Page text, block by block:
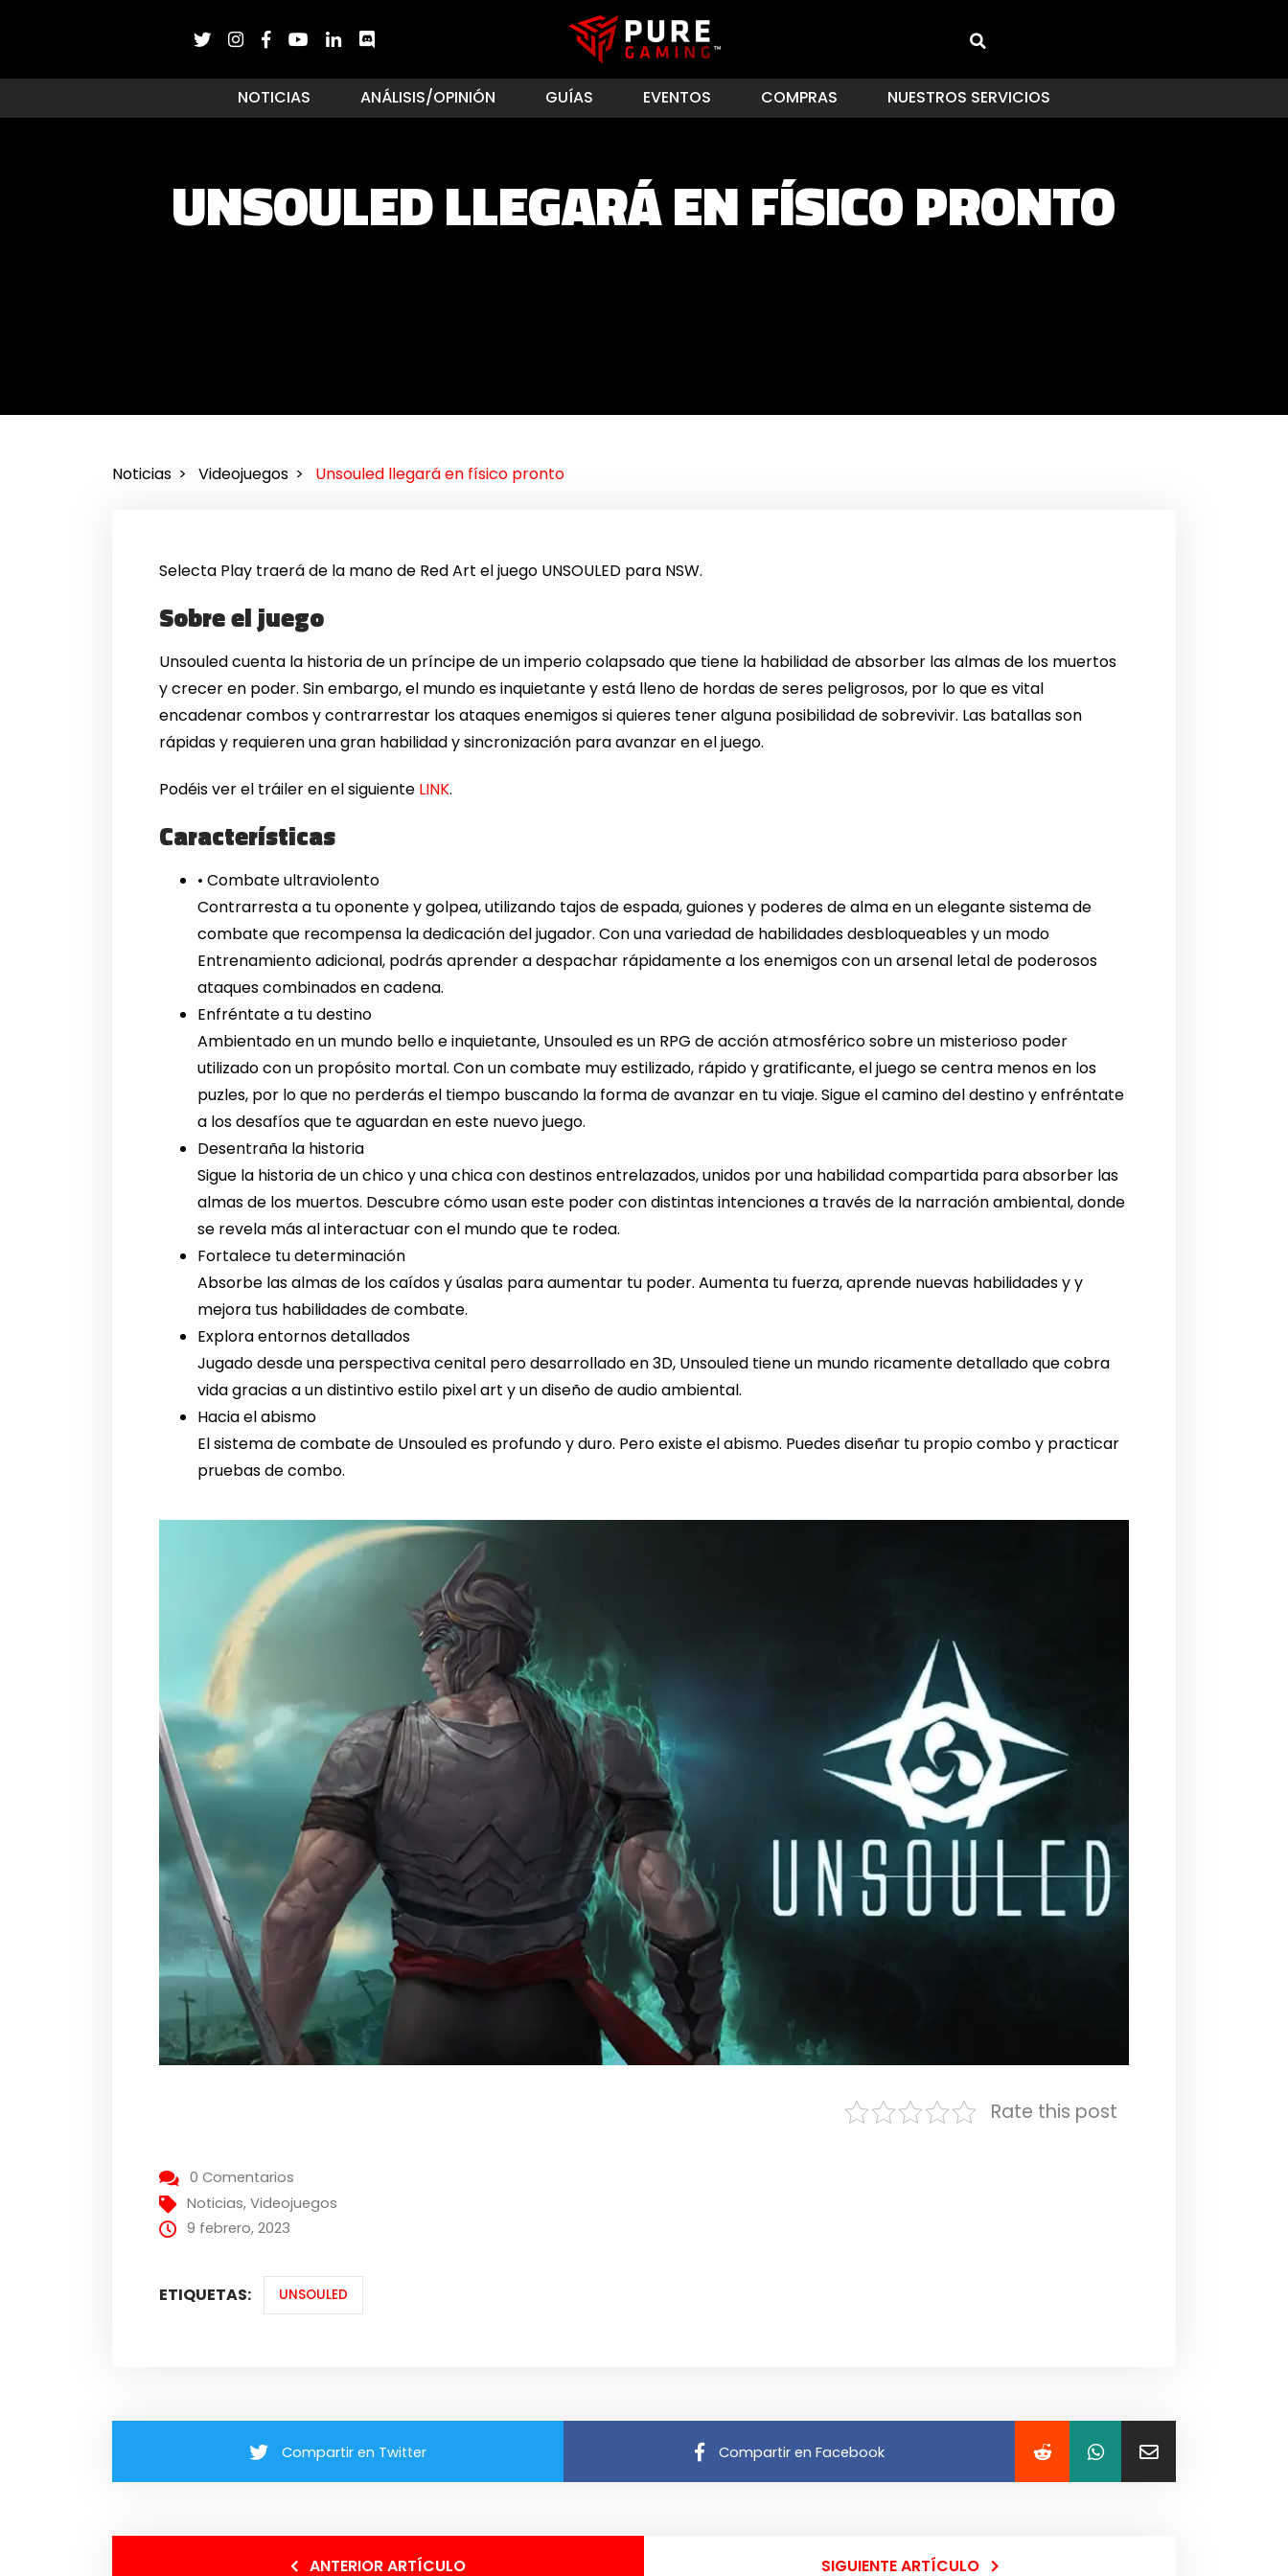
NOTICIAS ANÁLISIS/OPINIÓN GUÍAS EVENTOS COMPRAS NUESTROS SERVICIOS
UNSOULED LLEGARÁ EN FÍSICO PRONTO
Noticias Videojuegos Unsouled llegará en físico pronto
Selecta Play traerá de la mano de Red Art el juego UNSOULED para NSW.
Sobre el juego
Unsouled cuenta la historia de un príncipe de un imperio colapsado que tiene la habilidad de absorber las almas de los muertos
y crecer en poder. Sin embargo, el mundo es inquietante y está lleno de hordas de seres peligrosos, por lo que es vital
encadenar combos y contrarrestar los ataques enemigos si quieres tener alguna posibilidad de sobrevivir. Las batallas son
rápidas y requieren una gran habilidad y sincronización para avanzar en el juego.
Podéis ver el tráiler en el siguiente LINK.
Características
• Combate ultraviolento
Contrarresta a tu oponente y golpea, utilizando tajos de espada, guiones y poderes de alma en un elegante sistema de
combate que recompensa la dedicación del jugador. Con una variedad de habilidades desbloqueables y un modo
Entrenamiento adicional, podrás aprender a despachar rápidamente a los enemigos con un arsenal letal de poderosos
ataques combinados en cadena.
Enfréntate a tu destino
Ambientado en un mundo bello e inquietante, Unsouled es un RPG de acción atmosférico sobre un misterioso poder
utilizado con un propósito mortal. Con un combate muy estilizado, rápido y gratificante, el juego se centra menos en los
puzles, por lo que no perderás el tiempo buscando la forma de avanzar en tu viaje. Sigue el camino del destino y enfréntate
a los desafíos que te aguardan en este nuevo juego.
Desentraña la historia
Sigue la historia de un chico y una chica con destinos entrelazados, unidos por una habilidad compartida para absorber las
almas de los muertos. Descubre cómo usan este poder con distintas intenciones a través de la narración ambiental, donde
se revela más al interactuar con el mundo que te rodea.
Fortalece tu determinación
Absorbe las almas de los caídos y úsalas para aumentar tu poder. Aumenta tu fuerza, aprende nuevas habilidades y y
mejora tus habilidades de combate.
Explora entornos detallados
Jugado desde una perspectiva cenital pero desarrollado en 3D, Unsouled tiene un mundo ricamente detallado que cobra
vida gracias a un distintivo estilo pixel art y un diseño de audio ambiental.
Hacia el abismo
El sistema de combate de Unsouled es profundo y duro. Pero existe el abismo. Puedes diseñar tu propio combo y practicar
pruebas de combo.
Rate this post
0 Comentarios
Noticias,Videojuegos
9 febrero, 2023
ETIQUETAS: UNSOULED
Compartir en Twitter Compartir en Facebook
ANTERIOR ARTÍCULO SIGUIENTE ARTÍCULO